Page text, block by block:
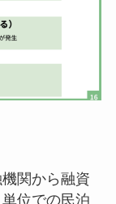
関から融資
位での民泊